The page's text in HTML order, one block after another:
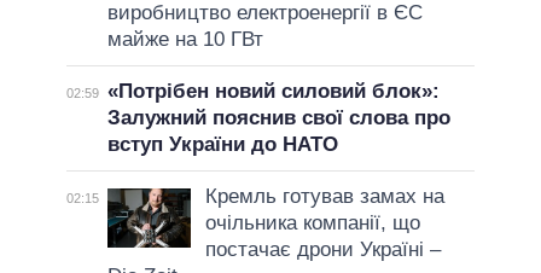
виробництво електроенергії в ЄС
майже на 10 ГВт
02:59 «Потрібен новий силовий блок»:
Залужний пояснив свої слова про
вступ України до НАТО
02:15
Кремль готував замах на
очільника компанії, що
постачає дрони Україні –